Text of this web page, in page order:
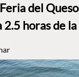
del
2.5 horas de